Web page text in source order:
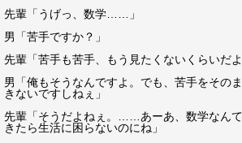
先輩「うげっ、数学……」
男「苦手ですか？」
先輩「苦手も苦手、もう見たくないくらいだよ
男「俺もそうなんですよ。でも、苦手をその
きないですしねぇ」
先輩「そうだよねぇ。……あーあ、数学なん
きたら生活に困らないのにね」